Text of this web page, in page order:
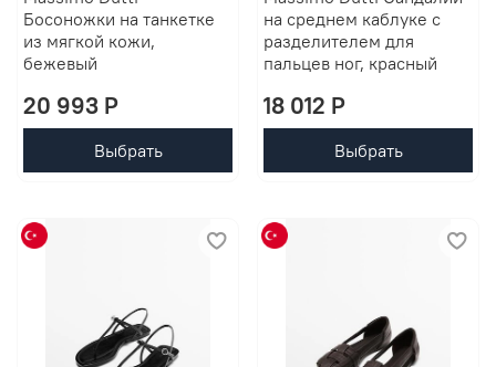
Босоножки на танкетке
из мягкой кожи,
бежевый
20 993 P
Выбрать
на среднем каблуке с
разделителем для
пальцев ног, красный
18 012 P
Выбрать